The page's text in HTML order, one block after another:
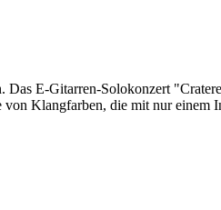
Das E-Gitarren-Solokonzert
Klangfarben, die mit nur